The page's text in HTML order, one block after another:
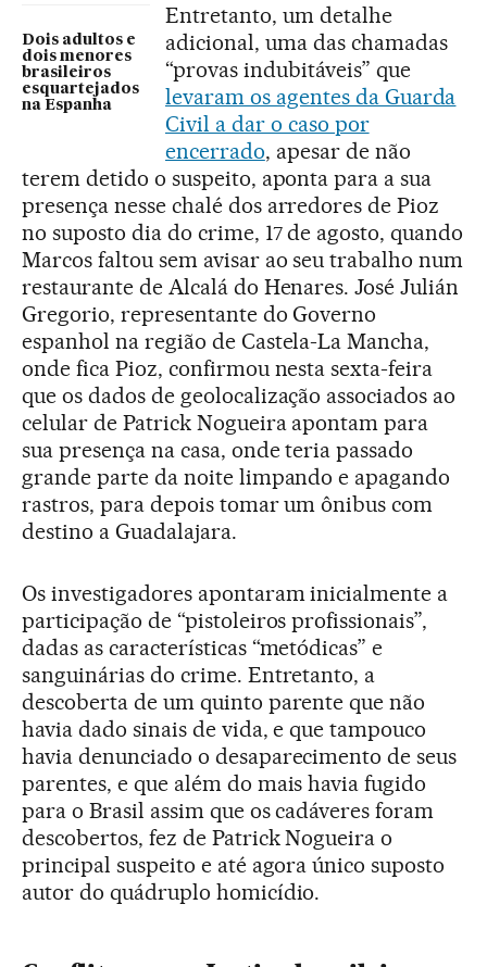
Dois adultos e
dois menores
brasileiros
esquartejados
na Espanha
Entretanto, um detalhe
adicional, uma das chamadas
“provas indubitáveis” que
levaram os agentes da Guarda
Civil a dar o caso por
encerrado, apesar de não
terem detido o suspeito, aponta para a sua
presença nesse chalé dos arredores de Pioz
no suposto dia do crime, 17 de agosto, quando
Marcos faltou sem avisar ao seu trabalho num
restaurante de Alcalá do Henares. José Julián
Gregorio, representante do Governo
espanhol na região de Castela-La Mancha,
onde fica Pioz, confirmou nesta sexta-feira
que os dados de geolocalização associados ao
celular de Patrick Nogueira apontam para
sua presença na casa, onde teria passado
grande parte da noite limpando e apagando
rastros, para depois tomar um ônibus com
destino a Guadalajara.
Os investigadores apontaram inicialmente a
participação de “pistoleiros profissionais”,
dadas as características “metódicas” e
sanguinárias do crime. Entretanto, a
descoberta de um quinto parente que não
havia dado sinais de vida, e que tampouco
havia denunciado o desaparecimento de seus
parentes, e que além do mais havia fugido
para o Brasil assim que os cadáveres foram
descobertos, fez de Patrick Nogueira o
principal suspeito e até agora único suposto
autor do quádruplo homicídio.